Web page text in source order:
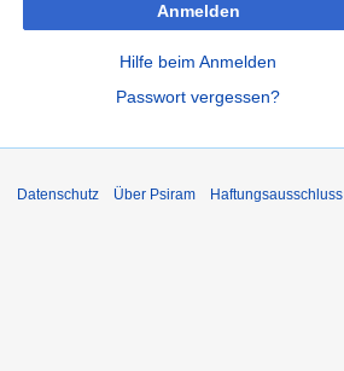
Anmelden
Hilfe beim Anmelden
Passwort vergessen?
Datenschutz Über Psiram Haftungsausschluss